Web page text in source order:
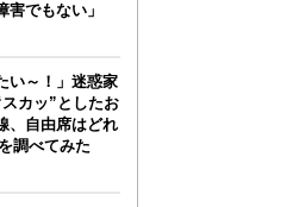
でもない」
い～！」迷惑家
カッ”としたお
、自由席はどれ
調べてみた